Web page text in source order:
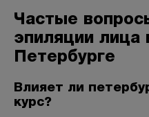
Частые
эпиляции лица
Петербурге
Влияет ли
курс?